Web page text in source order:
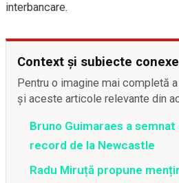
interbancare.
Context și subiecte conexe
Pentru o imagine mai completă
și aceste articole relevante din
Bruno Guimaraes a
record de la Newcastle
Radu Miruță propune